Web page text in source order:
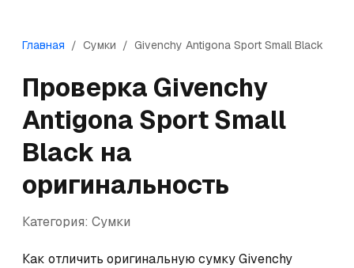
Главная / Сумки / Givenchy Antigona Sport Small Black
Проверка Givenchy
Antigona Sport Small
Black на
оригинальность
Категория: Сумки
Как отличить оригинальную сумку Givenchy